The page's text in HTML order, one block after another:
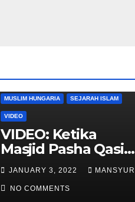
DUNIA BARAT DUNIA ISLAM
MUSLIM HUNGARIA SEJARAH ISLAM
VIDEO
VIDEO: Ketika
Masjid Pasha Qasim
Diubah Menjadi
Gereja Katolik di
Pecs, Hungaria
JANUARY 3, 2022 MANSYUR
NO COMMENTS